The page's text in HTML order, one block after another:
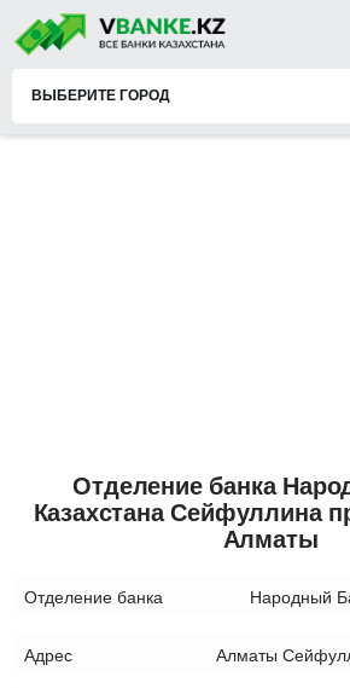
ВЫБЕРИТЕ ГОРОД
Отделение банка
Казахстана Сейфуллина
Алматы
Отделение банка Народный
Адрес Алматы